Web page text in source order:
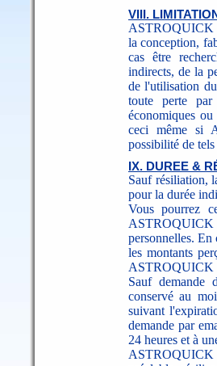
VIII.
ASTROQUICK
la conception,
cas être
indirects, de la
de l'utilisation
toute perte par
économiques
ceci même si
possibilité de
IX. DUREE &
Sauf résiliation,
pour la durée
Vous pourrez
personnelles. En
les montants
ASTROQUICK
Sauf demande
conservé au
suivant
demande par
24 heures et à